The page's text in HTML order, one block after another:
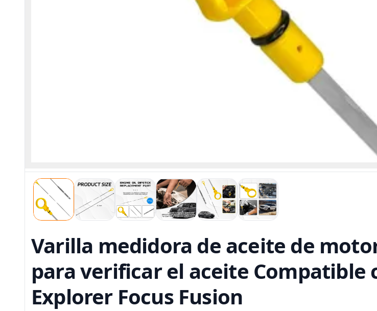
Varilla medidora de aceite de
para verificar el aceite Compatible
Explorer Focus Fusion